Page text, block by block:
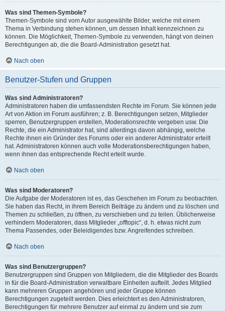
Was sind Themen-Symbole?
Themen-Symbole sind vom Autor ausgewählte Bilder, welche mit einem
Thema in Verbindung stehen können, um dessen Inhalt kennzeichnen zu
können. Die Möglichkeit, Themen-Symbole zu verwenden, hängt von deinen
Berechtigungen ab, die die Board-Administration gesetzt hat.
Nach oben
Benutzer-Stufen und Gruppen
Was sind Administratoren?
Administratoren haben die umfassendsten Rechte im Forum. Sie können jede
Art von Aktion im Forum ausführen; z. B. Berechtigungen setzen, Mitglieder
sperren, Benutzergruppen erstellen, Moderationsrechte vergeben usw. Die
Rechte, die ein Administrator hat, sind allerdings davon abhängig, welche
Rechte ihnen ein Gründer des Forums oder ein anderer Administrator erteilt
hat. Administratoren können auch volle Moderationsberechtigungen haben,
wenn ihnen das entsprechende Recht erteilt wurde.
Nach oben
Was sind Moderatoren?
Die Aufgabe der Moderatoren ist es, das Geschehen im Forum zu beobachten.
Sie haben das Recht, in ihrem Bereich Beiträge zu ändern und zu löschen und
Themen zu schließen, zu öffnen, zu verschieben und zu teilen. Üblicherweise
verhindern Moderatoren, dass Mitglieder „offtopic“, d. h. etwas nicht zum
Thema Passendes, oder Beleidigendes bzw. Angreifendes schreiben.
Nach oben
Was sind Benutzergruppen?
Benutzergruppen sind Gruppen von Mitgliedern, die die Mitglieder des Boards
in für die Board-Administration verwaltbare Einheiten aufteilt. Jedes Mitglied
kann mehreren Gruppen angehören und jeder Gruppe können
Berechtigungen zugeteilt werden. Dies erleichtert es den Administratoren,
Berechtigungen für mehrere Benutzer auf einmal zu ändern und sie zum